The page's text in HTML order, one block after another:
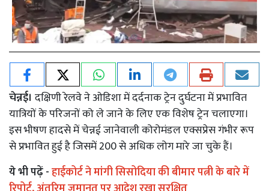
चेन्नई। दक्षिणी रेलवे ने ओडिशा में दर्दनाक ट्रेन दुर्घटना में प्रभावित
यात्रियों के परिजनों को ले जाने के लिए एक विशेष ट्रेन चलाएगा।
इस भीषण हादसे में चेन्नई जानेवाली कोरोमंडल एक्सप्रेस गंभीर रूप
से प्रभावित हुई है जिसमें 200 से अधिक लोग मारे जा चुके हैं।
ये भी पढ़ें -हाईकोर्ट ने मांगी सिसोदिया की बीमार पत्नी के बारे में